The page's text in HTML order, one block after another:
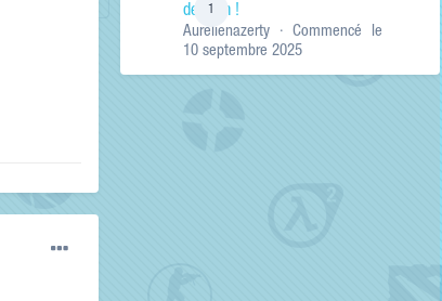
1
de Lyon !
Aurelienazerty · Commencé le
10 septembre 2025